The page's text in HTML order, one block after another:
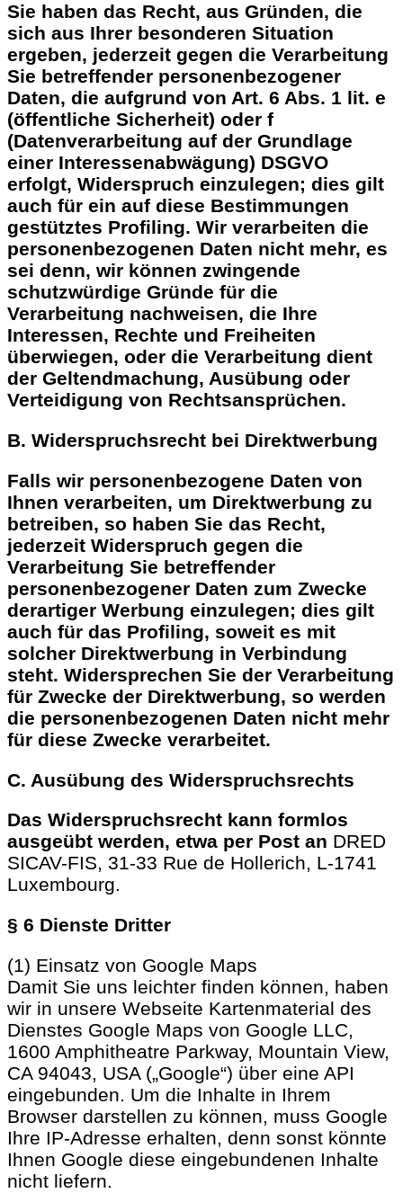
Sie haben das Recht, aus Gründen, die
sich aus Ihrer besonderen Situation
ergeben, jederzeit gegen die Verarbeitung
Sie betreffender personenbezogener
Daten, die aufgrund von Art. 6 Abs. 1 lit. e
(öffentliche Sicherheit) oder f
(Datenverarbeitung auf der Grundlage
einer Interessenabwägung) DSGVO
erfolgt, Widerspruch einzulegen; dies gilt
auch für ein auf diese Bestimmungen
gestütztes Profiling. Wir verarbeiten die
personenbezogenen Daten nicht mehr, es
sei denn, wir können zwingende
schutzwürdige Gründe für die
Verarbeitung nachweisen, die Ihre
Interessen, Rechte und Freiheiten
überwiegen, oder die Verarbeitung dient
der Geltendmachung, Ausübung oder
Verteidigung von Rechtsansprüchen.
B. Widerspruchsrecht bei Direktwerbung
Falls wir personenbezogene Daten von
Ihnen verarbeiten, um Direktwerbung zu
betreiben, so haben Sie das Recht,
jederzeit Widerspruch gegen die
Verarbeitung Sie betreffender
personenbezogener Daten zum Zwecke
derartiger Werbung einzulegen; dies gilt
auch für das Profiling, soweit es mit
solcher Direktwerbung in Verbindung
steht. Widersprechen Sie der Verarbeitung
für Zwecke der Direktwerbung, so werden
die personenbezogenen Daten nicht mehr
für diese Zwecke verarbeitet.
C. Ausübung des Widerspruchsrechts
Das Widerspruchsrecht kann formlos
ausgeübt werden, etwa per Post an DRED
SICAV-FIS, 31-33 Rue de Hollerich, L-1741
Luxembourg.
§ 6 Dienste Dritter
(1) Einsatz von Google Maps
Damit Sie uns leichter finden können, haben
wir in unsere Webseite Kartenmaterial des
Dienstes Google Maps von Google LLC,
1600 Amphitheatre Parkway, Mountain View,
CA 94043, USA („Google“) über eine API
eingebunden. Um die Inhalte in Ihrem
Browser darstellen zu können, muss Google
Ihre IP-Adresse erhalten, denn sonst könnte
Ihnen Google diese eingebundenen Inhalte
nicht liefern.